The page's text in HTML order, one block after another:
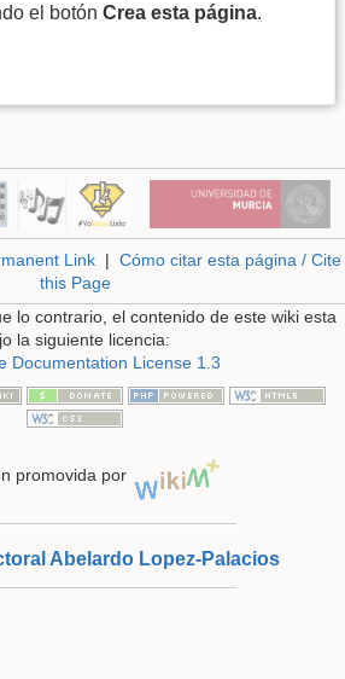
el botón Crea esta página.
Link| Cómo citar esta página / Cite
this Page
lo contrario, el contenido de este wiki esta
la siguiente licencia:
Documentation License 1.3
promovida por
Abelardo Lopez-Palacios